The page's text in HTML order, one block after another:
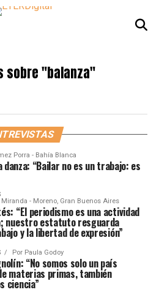
sobre"balanza"
Porra - Bahía Blanca
danza: “Bailar no es un trabajo: es
Miranda - Moreno, Gran Buenos Aires
“El periodismo es una actividad
nuestro estatuto resguarda
y la libertad de expresión”
Por Paula Godoy
“No somos solo un país
materias primas, también
ciencia”